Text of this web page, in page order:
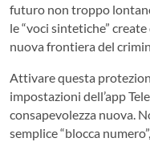
futuro non troppo
le “voci sintetiche”
nuova frontiera del
Attivare questa
impostazioni dell’app
consapevolezza nuova.
semplice “blocca